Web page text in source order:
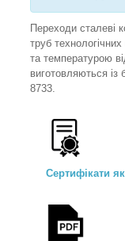
Переходи сталеві
труб
та температурою
виготовляються
8733.
Сертифікати